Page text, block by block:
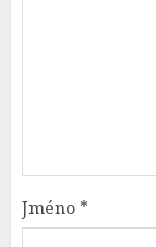
Jméno *